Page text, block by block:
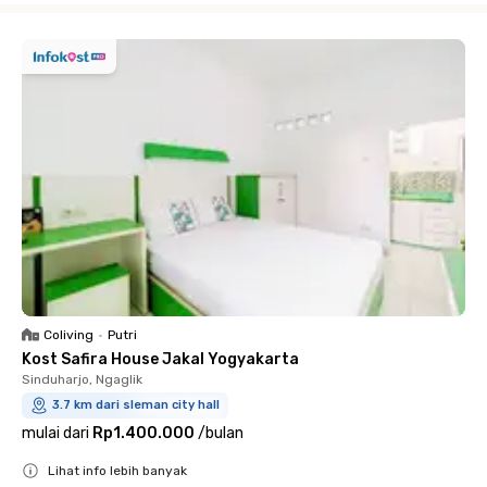
Coliving • Putri
Kost Safira House Jakal Yogyakarta
Sinduharjo, Ngaglik
3.7 km dari sleman city hall
mulai dari Rp1.400.000 /bulan
Lihat info lebih banyak